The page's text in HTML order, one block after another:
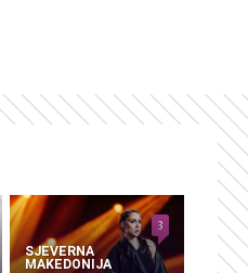
SJEVERNA
MAKEDONIJA
3